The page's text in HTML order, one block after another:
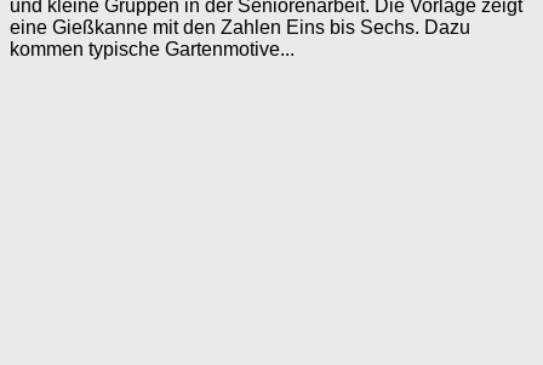
und kleine Gruppen in der Seniorenarbeit. Die Vorlage zeigt
eine Gießkanne mit den Zahlen Eins bis Sechs. Dazu
kommen typische Gartenmotive...